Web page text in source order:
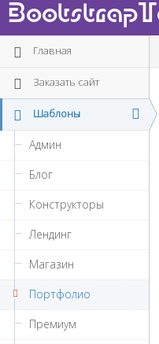
Главная
Заказать сайт
Шаблоны
Админ
Блог
Конструкторы
Лендинг
Магазин
Портфолио
Премиум